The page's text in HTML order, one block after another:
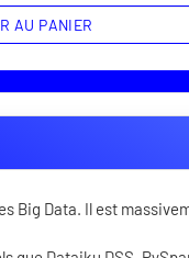
AU PANIER
Big Data. Il est